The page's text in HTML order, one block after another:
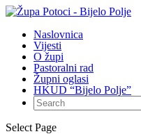
Naslovnica
Vijesti
O župi
Pastoralni rad
Župni oglasi
HKUD “Bijelo Polje”
Select Page